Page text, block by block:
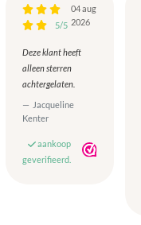
5/5
04 aug
2026
Deze klant heeft
alleen sterren
achtergelaten.
Jacqueline
Kenter
aankoop
geverifieerd.